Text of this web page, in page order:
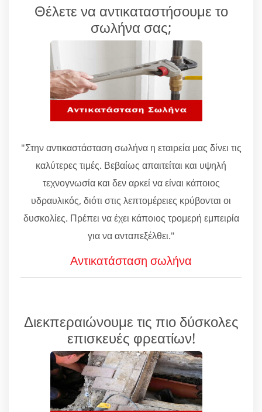
Θέλετε να αντικαταστήσουμε το
σωλήνα σας;
"Στην αντικαστάσταση σωλήνα η εταιρεία μας δίνει τις
καλύτερες τιμές. Βεβαίως απαιτείται και υψηλή
τεχνογνωσία και δεν αρκεί να είναι κάποιος
υδραυλικός, διότι στις λεπτομέρειες κρύβονται οι
δυσκολίες. Πρέπει να έχει κάποιος τρομερή εμπειρία
για να ανταπεξέλθει."
Αντικατάσταση σωλήνα
Διεκπεραιώνουμε τις πιο δύσκολες
επισκευές φρεατίων!